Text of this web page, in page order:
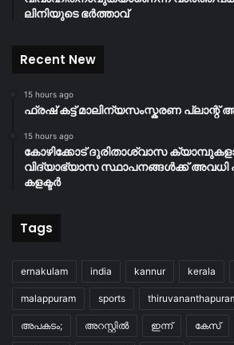
ലിനിയുടെ ഭർത്താവ്
Recent New
15 hours ago
ഫ്രഷ് കട്ട് മാലിന്യസംസ്കരണ പ്ലാന്റ്
15 hours ago
കോഴിക്കോട് ദുരിതാശ്വാസ
വിദ്യാഭ്യാസ സ്ഥാപനങ്ങള്‍ക്ക് അവധി
കളക്ടർ
Tags
ernakulam india kannur kerala
malappuram sports
അപകടം; അറസ്റ്റിൽ ഇന്ന് കേസ്